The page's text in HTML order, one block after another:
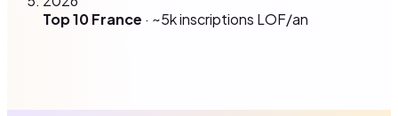
Top 10 France · ~5k inscriptions LOF/an